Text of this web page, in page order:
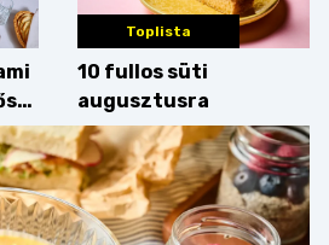
Toplista
10 fullos süti
augusztusra